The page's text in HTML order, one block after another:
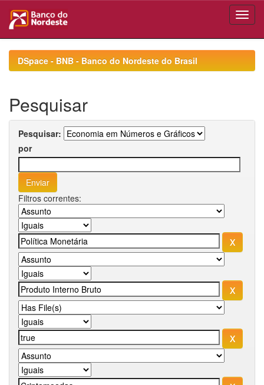
navigationDSpace - BNB - Banco do Nordeste do Brasil
Pesquisar
Pesquisar:
por
Filtros correntes: